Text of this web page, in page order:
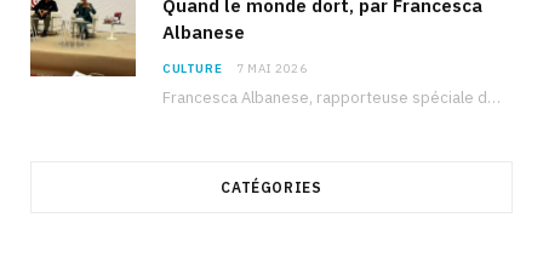
Quand le monde dort, par Francesca
Albanese
CULTURE 7 MAI 2026
Francesca Albanese, rapporteuse spéciale de l’ONU sur les territoires palestiniens occupés, était à Tunis pour…
CATÉGORIES